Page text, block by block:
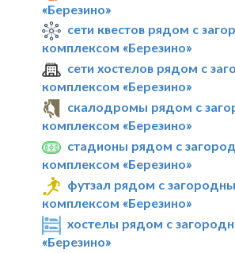
«Березино»
сети квестов рядом с
комплексом «Березино»
сети хостелов рядом с
комплексом «Березино»
скалодромы рядом с
комплексом «Березино»
стадионы рядом с
комплексом «Березино»
футзал рядом с
комплексом «Березино»
хостелы рядом с
«Березино»